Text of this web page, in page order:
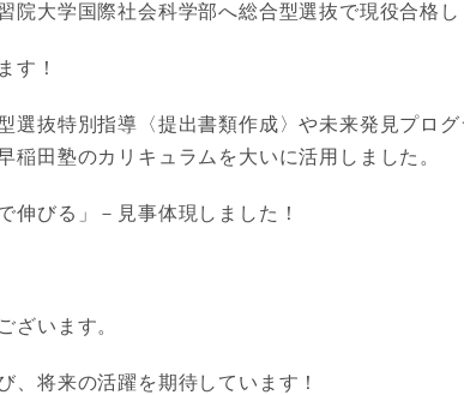
院大学国際社会科学部へ総合型選抜で現役合格し
す！
選抜特別指導〈提出書類作成〉や未来発見プロ
稲田塾のカリキュラムを大いに活用しました。
伸びる」－見事体現しました！
ざいます。
、将来の活躍を期待しています！